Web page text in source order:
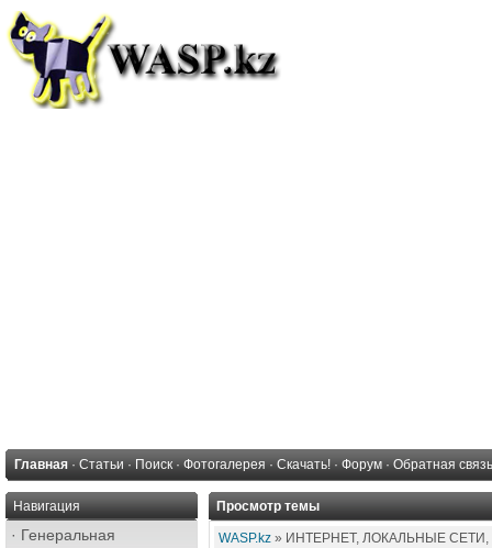
Главная · Статьи · Поиск · Фотогалерея · Скачать! · Форум · Обратная связь
Навигация
· Генеральная
Просмотр темы
WASP.kz » ИНТЕРНЕТ, ЛОКАЛЬНЫЕ